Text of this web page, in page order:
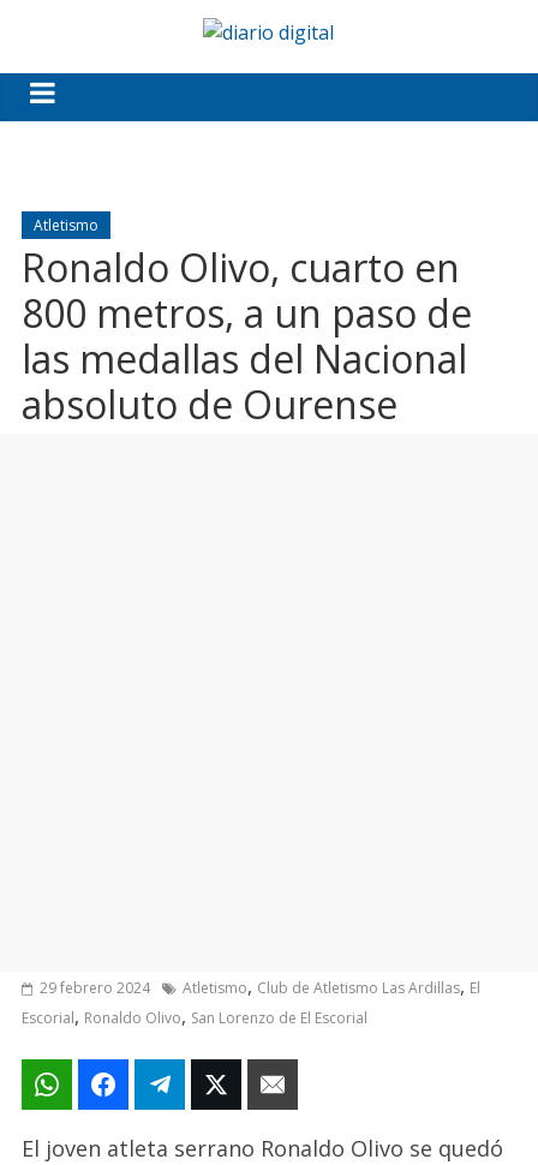
Atletismo
Ronaldo Olivo, cuarto en
800 metros, a un paso de
las medallas del Nacional
absoluto de Ourense
29 febrero 2024 Atletismo, Club de Atletismo Las Ardillas, El
Escorial, Ronaldo Olivo, San Lorenzo de El Escorial
El joven atleta serrano Ronaldo Olivo se quedó